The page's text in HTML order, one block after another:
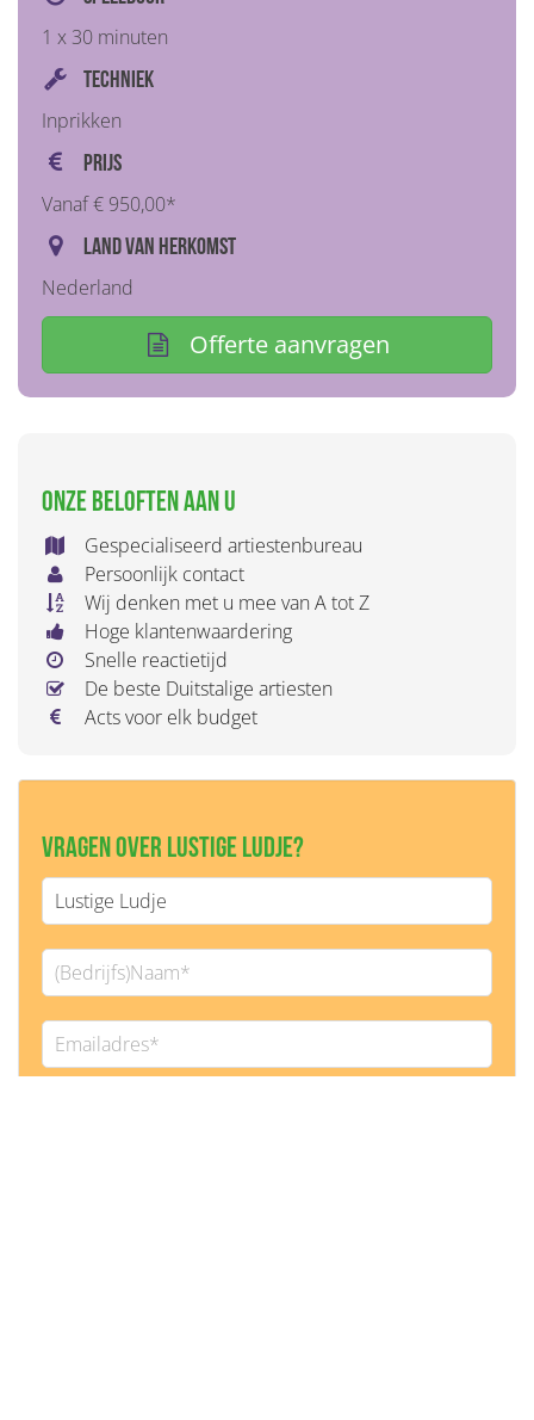
1 x 30 minuten
Techniek
Inprikken
Prijs
Vanaf € 950,00*
Land van herkomst
Nederland
Offerte aanvragen
Onze beloften aan u
Gespecialiseerd artiestenbureau
Persoonlijk contact
Wij denken met u mee van A tot Z
Hoge klantenwaardering
Snelle reactietijd
De beste Duitstalige artiesten
Acts voor elk budget
Vragen over Lustige Ludje?